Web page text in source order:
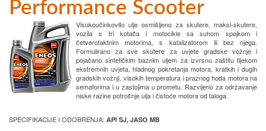
Performance Scooter
Visokoučinkovito ulje osmišljeno za skutere, maksi-skutere,
vozila s tri kotača i motocikle sa suhom spojkom i
četverotaktnim motorima, s katalizatorom ili bez njega.
Formulirano za sve skutere za uvjete gradske vožnje i
pojačano sintetičkim baznim uljem za izvrsnu zaštitu tijekom
ekstremnih uvjeta, hladnog pokretanja motora, kratkih i dugih
gradskih vožnji, visokih temperatura i praznog hoda motora na
semaforima i u zastojima u prometu. Razvijeno za održavanje
niske razine potrošnje ulja i čistoće motora od taloga.
SPECIFIKACIJE I ODOBRENJA: API SJ, JASO MB